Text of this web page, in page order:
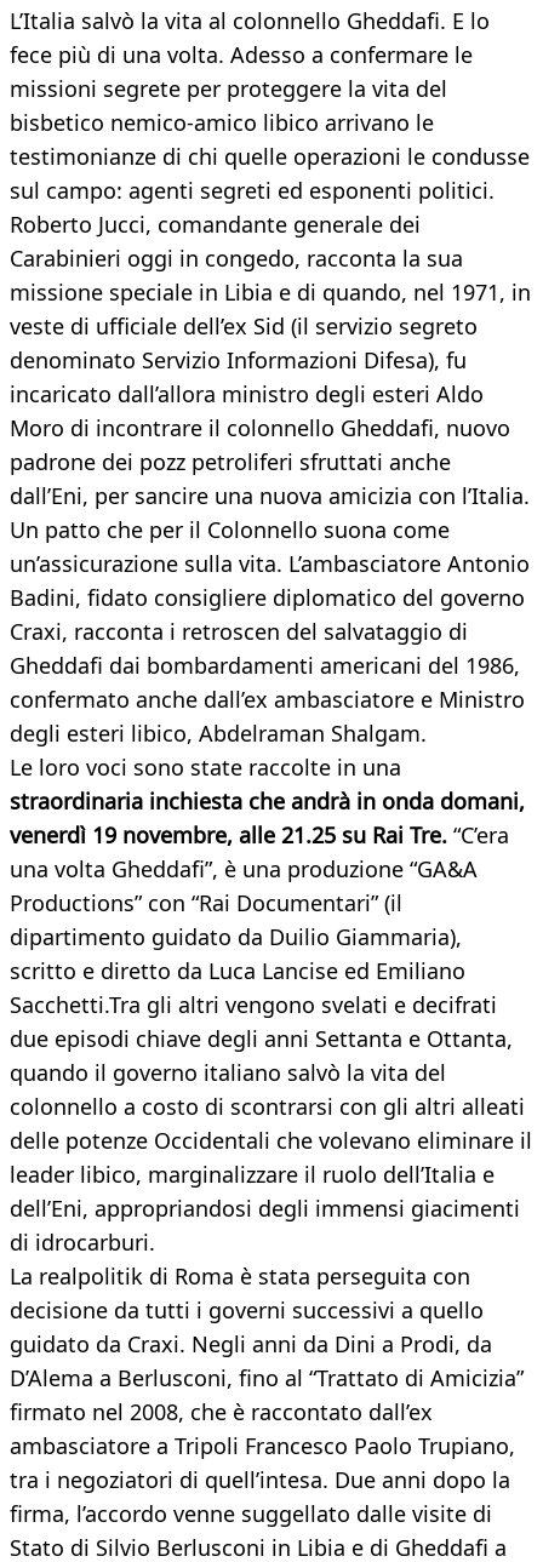
L’Italia salvò la vita al colonnello Gheddafi. E lo
fece più di una volta. Adesso a confermare le
missioni segrete per proteggere la vita del
bisbetico nemico-amico libico arrivano le
testimonianze di chi quelle operazioni le condusse
sul campo: agenti segreti ed esponenti politici.
Roberto Jucci, comandante generale dei
Carabinieri oggi in congedo, racconta la sua
missione speciale in Libia e di quando, nel 1971, in
veste di ufficiale dell’ex Sid (il servizio segreto
denominato Servizio Informazioni Difesa), fu
incaricato dall’allora ministro degli esteri Aldo
Moro di incontrare il colonnello Gheddafi, nuovo
padrone dei pozz petroliferi sfruttati anche
dall’Eni, per sancire una nuova amicizia con l’Italia.
Un patto che per il Colonnello suona come
un’assicurazione sulla vita. L’ambasciatore Antonio
Badini, fidato consigliere diplomatico del governo
Craxi, racconta i retroscen del salvataggio di
Gheddafi dai bombardamenti americani del 1986,
confermato anche dall’ex ambasciatore e Ministro
degli esteri libico, Abdelraman Shalgam.
Le loro voci sono state raccolte in una
straordinaria inchiesta che andrà in onda domani,
venerdì 19 novembre, alle 21.25 su Rai Tre. “C’era
una volta Gheddafi”, è una produzione “GA&A
Productions” con “Rai Documentari” (il
dipartimento guidato da Duilio Giammaria),
scritto e diretto da Luca Lancise ed Emiliano
Sacchetti.Tra gli altri vengono svelati e decifrati
due episodi chiave degli anni Settanta e Ottanta,
quando il governo italiano salvò la vita del
colonnello a costo di scontrarsi con gli altri alleati
delle potenze Occidentali che volevano eliminare il
leader libico, marginalizzare il ruolo dell’Italia e
dell’Eni, appropriandosi degli immensi giacimenti
di idrocarburi.
La realpolitik di Roma è stata perseguita con
decisione da tutti i governi successivi a quello
guidato da Craxi. Negli anni da Dini a Prodi, da
D’Alema a Berlusconi, fino al “Trattato di Amicizia”
firmato nel 2008, che è raccontato dall’ex
ambasciatore a Tripoli Francesco Paolo Trupiano,
tra i negoziatori di quell’intesa. Due anni dopo la
firma, l’accordo venne suggellato dalle visite di
Stato di Silvio Berlusconi in Libia e di Gheddafi a